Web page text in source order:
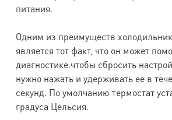
питания.
Одним из преимуществ
является тот факт, что он может
диагностике.чтобы сбросить
нужно нажать и удерживать ее в
секунд. По умолчанию термостат
градуса Цельсия.